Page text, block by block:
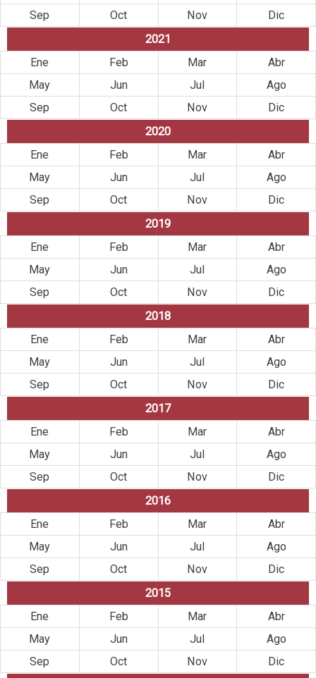
Sep
Oct Nov
Dic
2021
Ene
Feb Mar
Abr
May
Jun Jul
Ago
Sep
Oct Nov
Dic
2020
Ene
Feb Mar
Abr
May
Jun Jul
Ago
Sep
Oct Nov
Dic
2019
Ene
Feb Mar
Abr
May
Jun Jul
Ago
Sep
Oct Nov
Dic
2018
Ene
Feb Mar
Abr
May
Jun Jul
Ago
Sep
Oct Nov
Dic
2017
Ene
Feb Mar
Abr
May
Jun Jul
Ago
Sep
Oct Nov
Dic
2016
Ene
Feb Mar
Abr
May
Jun Jul
Ago
Sep
Oct Nov
Dic
2015
Ene
Feb Mar
Abr
May
Jun Jul
Ago
Sep
Oct Nov
Dic